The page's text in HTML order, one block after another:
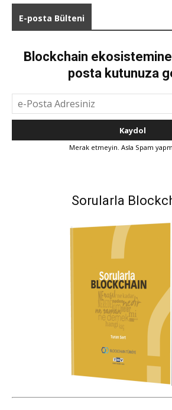
E-posta Bülteni
Blockchain
posta kutunuza
Merak etmeyin. Asla Spam
Sorularla